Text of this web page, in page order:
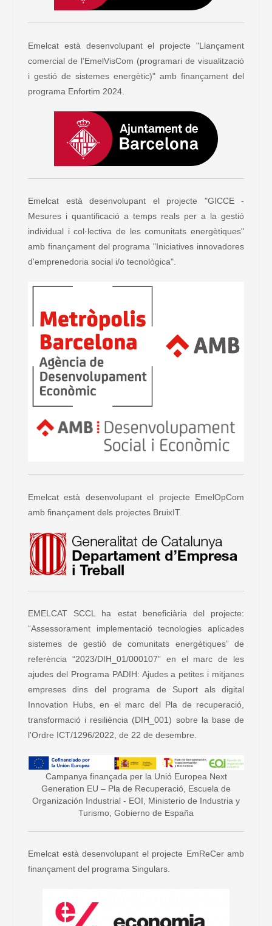
Emelcat està desenvolupant el projecte "Llançament
comercial de l’EmelVisCom (programari de visualització
i gestió de sistemes energètic)" amb finançament del
programa Enfortim 2024.
Emelcat està desenvolupant el projecte "GICCE -
Mesures i quantificació a temps reals per a la gestió
individual i col·lectiva de les comunitats energètiques"
amb finançament del programa "Iniciatives innovadores
d'emprenedoria social i/o tecnològica".
Emelcat està desenvolupant el projecte EmelOpCom
amb finançament dels projectes BruixIT.
EMELCAT SCCL ha estat beneficiària del projecte:
“Assessorament implementació tecnologies aplicades
sistemes de gestió de comunitats energètiques” de
referència “2023/DIH_01/000107” en el marc de les
ajudes del Programa PADIH: Ajudes a petites i mitjanes
empreses dins del programa de Suport als digital
Innovation Hubs, en el marc del Pla de recuperació,
transformació i resiliència (DIH_001) sobre la base de
l'Ordre ICT/1296/2022, de 22 de desembre.
Campanya finançada per la Unió Europea Next
Generation EU – Pla de Recuperació, Escuela de
Organización Industrial - EOI, Ministerio de Industria y
Turismo, Gobierno de España
Emelcat està desenvolupant el projecte EmReCer amb
finançament del programa Singulars.